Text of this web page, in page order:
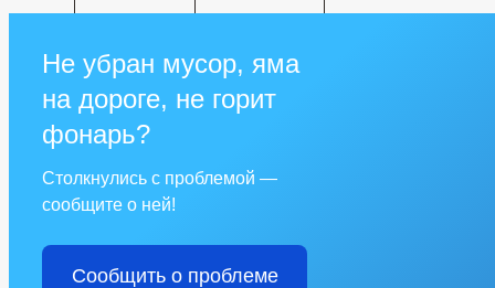
Не убран мусор, яма
на дороге, не горит
фонарь?
Столкнулись с проблемой —
сообщите о ней!
Сообщить о проблеме